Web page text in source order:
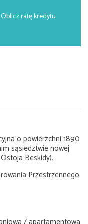
Oblicz ratę kredytu
o powierzchni 1890
sąsiedztwie nowej
Beskidy).
Przestrzennego